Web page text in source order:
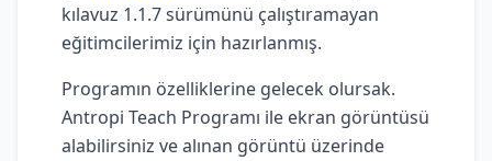
kılavuz 1.1.7 sürümünü çalıştıramayan
eğitimcilerimiz için hazırlanmış.
Programın özelliklerine gelecek olursak.
Antropi Teach Programı ile ekran görüntüsü
alabilirsiniz ve alınan görüntü üzerinde